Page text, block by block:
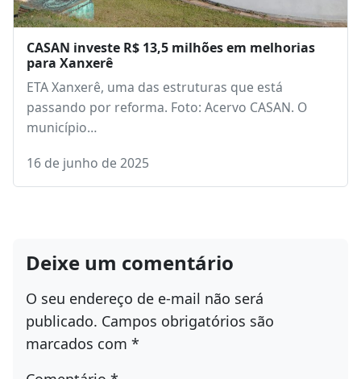
CASAN investe R$ 13,5 milhões em melhorias
para Xanxerê
ETA Xanxerê, uma das estruturas que está
passando por reforma. Foto: Acervo CASAN. O
município…
16 de junho de 2025
Deixe um comentário
O seu endereço de e-mail não será
publicado. Campos obrigatórios são
marcados com *